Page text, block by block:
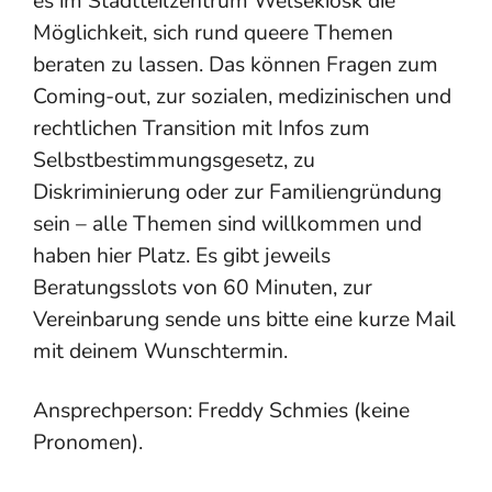
Möglichkeit, sich rund queere Themen
beraten zu lassen. Das können Fragen zum
Coming-out, zur sozialen, medizinischen und
rechtlichen Transition mit Infos zum
Selbstbestimmungsgesetz, zu
Diskriminierung oder zur Familiengründung
sein – alle Themen sind willkommen und
haben hier Platz. Es gibt jeweils
Beratungsslots von 60 Minuten, zur
Vereinbarung sende uns bitte eine kurze Mail
mit deinem Wunschtermin.
Ansprechperson: Freddy Schmies (keine
Pronomen).